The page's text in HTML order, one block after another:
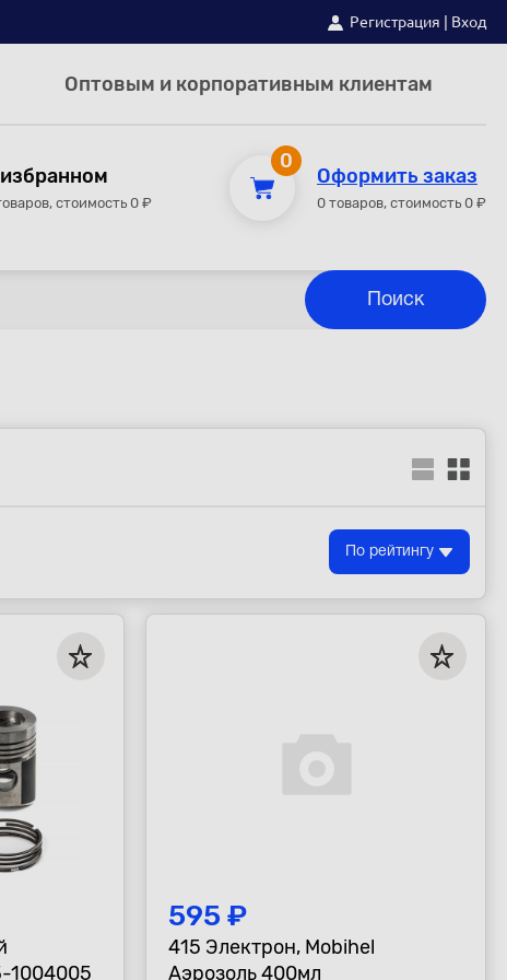
Регистрация Вход
Оптовым и корпоративным клиентам
стоимость 0 ₽
0
Оформить заказ
0 товаров, стоимость 0 ₽
По рейтингу
595 ₽
415 Электрон, Mobihel
Аэрозоль 400мл